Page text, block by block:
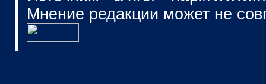
Мнение редакции может не